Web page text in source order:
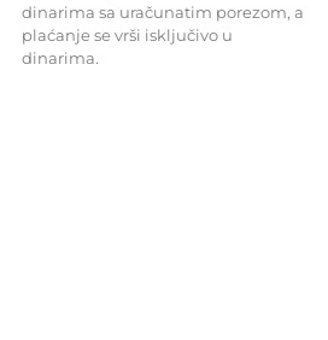
dinarima sa uračunatim porezom, a
plaćanje se vrši isključivo u
dinarima.